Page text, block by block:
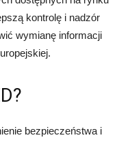
kontrolę i nadzór
wymianę informacji
bezpieczeństwa i